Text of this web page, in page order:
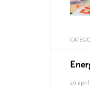
20 april